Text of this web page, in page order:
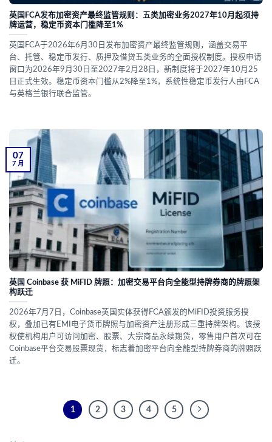
英国FCA发布加密资产最终监管规则：五类加密业务2027年10月起须持
牌运营，稳定币资本门槛降至1%
英国FCA于2026年6月30日发布加密资产最终监管规则，涵盖交易平
台、托管、稳定币发行、质押及借贷五类业务的全面授权制度。授权申请
窗口为2026年9月30日至2027年2月28日，新制度将于2027年10月25
日正式生效。稳定币资本门槛从2%降至1%，系统性稳定币发行人由FCA
与英格兰银行联合监管。
英国 Coinbase 获 MiFID 牌照：加密交易平台向全能型持牌券商的牌照架
构跃迁
2026年7月7日，Coinbase英国实体获得FCA颁发的MiFID投资服务授
权，叠加已有EMI电子货币牌照与加密资产注册形成三重持牌架构。该授
权使机构用户可访问加密、股票、大宗商品永续期货，零售用户首次可在
Coinbase平台交易股票现货，标志着加密平台向全能型持牌券商的牌照跃
迁。
07
7 月
1 2 3 4 5